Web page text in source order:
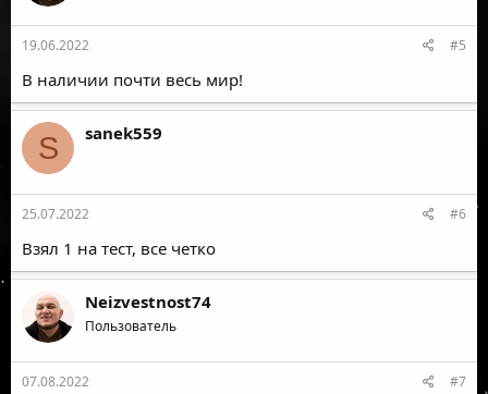
19.06.2022 #5
В наличии почти весь мир!
S sanek559
25.07.2022 #6
Взял 1 на тест, все четко
Neizvestnost74
Пользователь
07.08.2022 #7